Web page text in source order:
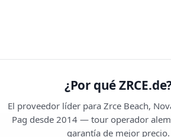
¿Por qué
El proveedor líder para Zrce Beach,
Pag desde 2014 — tour operador
garantía de mejor precio.